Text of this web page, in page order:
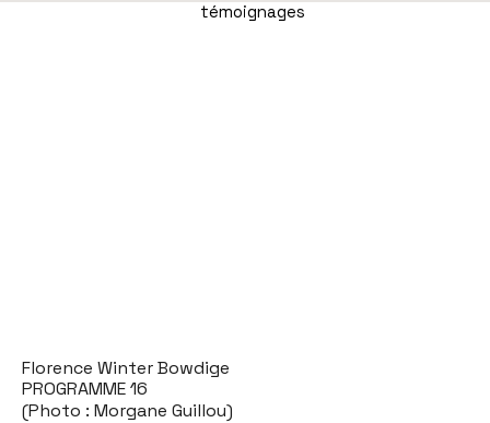
témoignages
Florence Winter Bowdige
PROGRAMME 16
(Photo : Morgane Guillou)